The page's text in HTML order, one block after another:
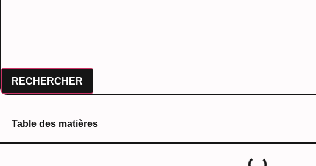
RECHERCHER
Table des matières